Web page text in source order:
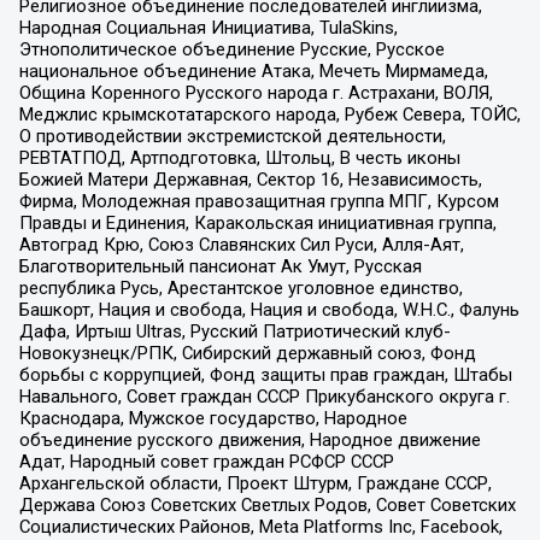
Религиозное объединение последователей инглиизма,
Народная Социальная Инициатива, TulaSkins,
Этнополитическое объединение Русские, Русское
национальное объединение Атака, Мечеть Мирмамеда,
Община Коренного Русского народа г. Астрахани, ВОЛЯ,
Меджлис крымскотатарского народа, Рубеж Севера, ТОЙС,
О противодействии экстремистской деятельности,
РЕВТАТПОД, Артподготовка, Штольц, В честь иконы
Божией Матери Державная, Сектор 16, Независимость,
Фирма, Молодежная правозащитная группа МПГ, Курсом
Правды и Единения, Каракольская инициативная группа,
Автоград Крю, Союз Славянских Сил Руси, Алля-Аят,
Благотворительный пансионат Ак Умут, Русская
республика Русь, Арестантское уголовное единство,
Башкорт, Нация и свобода, Нация и свобода, W.H.С., Фалунь
Дафа, Иртыш Ultras, Русский Патриотический клуб-
Новокузнецк/РПК, Сибирский державный союз, Фонд
борьбы с коррупцией, Фонд защиты прав граждан, Штабы
Навального, Совет граждан СССР Прикубанского округа г.
Краснодара, Мужское государство, Народное
объединение русского движения, Народное движение
Адат, Народный совет граждан РСФСР СССР
Архангельской области, Проект Штурм, Граждане СССР,
Держава Союз Советских Светлых Родов, Совет Советских
Социалистических Районов, Meta Platforms Inc, Facebook,